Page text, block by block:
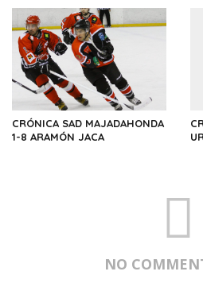
CRÓNICA SAD MAJADAHONDA
1-8 ARAMÓN JACA
NO